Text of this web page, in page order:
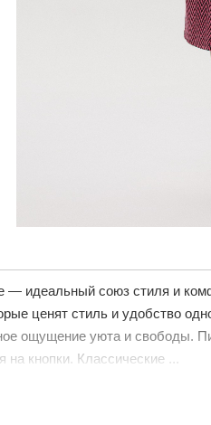
— идеальный союз стиля и
ценят стиль и удобство
ощущение уюта и свободы.
на кнопки. Классические ...